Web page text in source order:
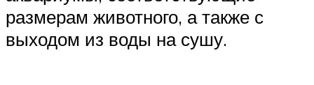
размерам животного, а также с
выходом из воды на сушу.